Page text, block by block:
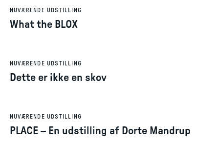
NUVÆRENDE UDSTILLING
What the BLOX
NUVÆRENDE UDSTILLING
Dette er ikke en skov
NUVÆRENDE UDSTILLING
PLACE – En udstilling af Dorte Mandrup